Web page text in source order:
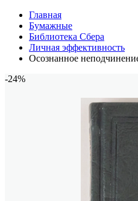
Главная
Бумажные
Библиотека Сбера
Личная эффективность
Осознанное
-24%